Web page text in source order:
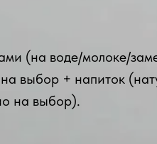
(на воде/молоке/
выбор + напиток
на выбор).